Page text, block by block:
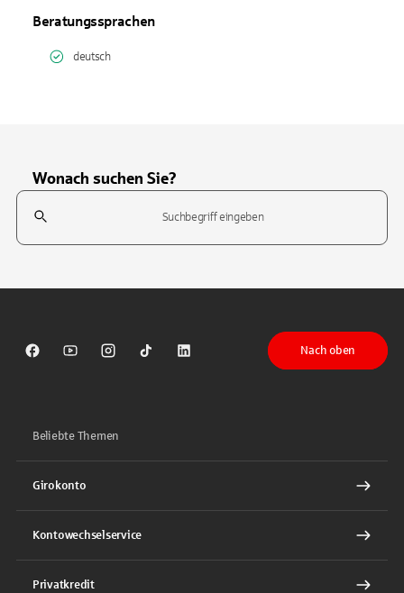
Beratungssprachen
deutsch
Wonach suchen Sie?
Suchfeld
Sparkasse auf Facebook
Sparkasse auf Youtube
Sparkasse auf Instagram
Sparkasse auf TikTok
Sparkasse auf LinkedIn
Nach oben
Beliebte Themen
Girokonto
Kontowechselservice
Privatkredit